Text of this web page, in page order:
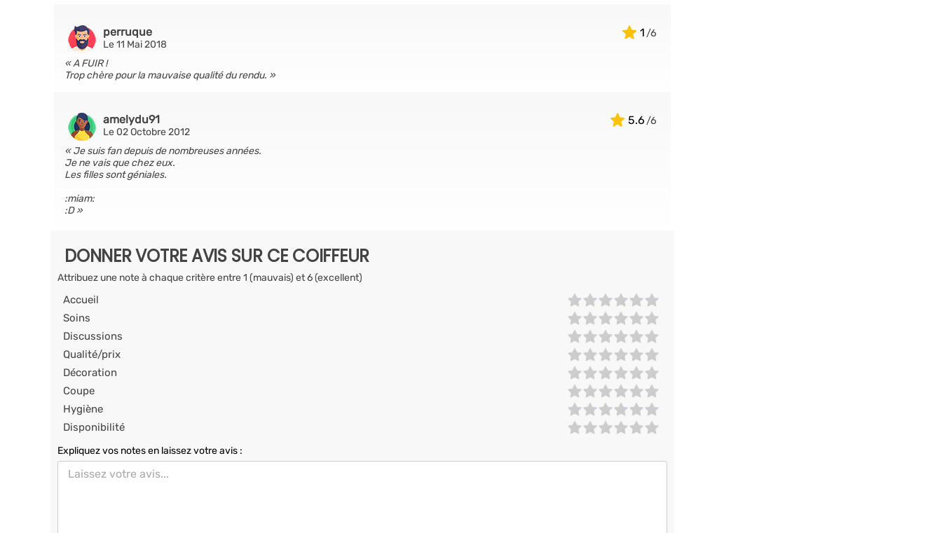
1
perruque
Le 11 Mai 2018
A FUIR !
Trop chère pour la mauvaise qualité du rendu.
5.6
amelydu91
Le 02 Octobre 2012
Je suis fan depuis de nombreuses années.
Je ne vais que chez eux.
Les filles sont géniales.
:miam:
:D
DONNER VOTRE AVIS SUR CE COIFFEUR
Attribuez une note à chaque critère entre 1 (mauvais) et 6 (excellent)
Accueil
Soins
Discussions
Qualité/prix
Décoration
Coupe
Hygiène
Disponibilité
Expliquez vos notes en laissez votre avis :